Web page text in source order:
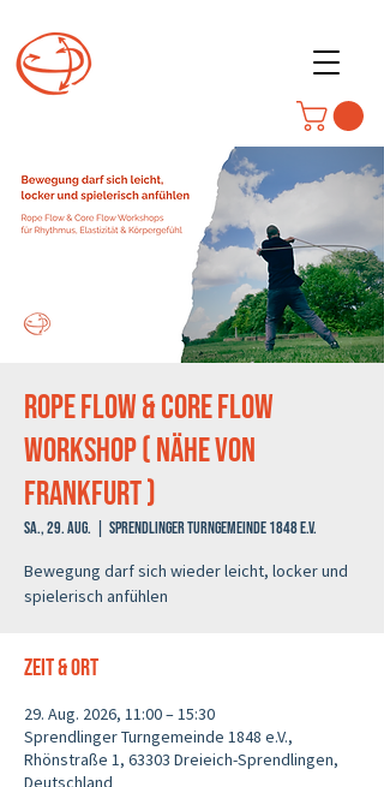
Rope Flow & Core Flow
Workshop ( Nähe von
Frankfurt )
Sa., 29. Aug. Sprendlinger Turngemeinde 1848 e.V.
Bewegung darf sich wieder leicht, locker und
spielerisch anfühlen
Zeit & Ort
29. Aug. 2026, 11:00 – 15:30
Sprendlinger Turngemeinde 1848 e.V.,
Rhönstraße 1, 63303 Dreieich-Sprendlingen,
Deutschland